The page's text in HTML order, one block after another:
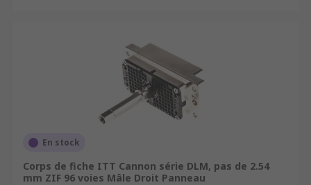
En stock
Corps de fiche ITT Cannon série DLM, pas de 2.54
mm ZIF 96 voies Mâle Droit Panneau